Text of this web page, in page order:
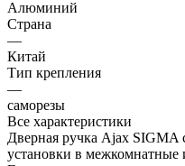
Алюминий
Страна
—
Китай
Тип крепления
—
саморезы
Все характеристики
Дверная ручка Ajax SIGMA
установки в межкомнатные